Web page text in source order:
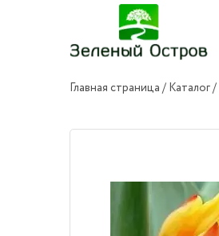
Главная страница Каталог